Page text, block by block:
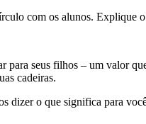
com os alunos. Explique
para seus filhos – um valor
cadeiras.
o que significa para